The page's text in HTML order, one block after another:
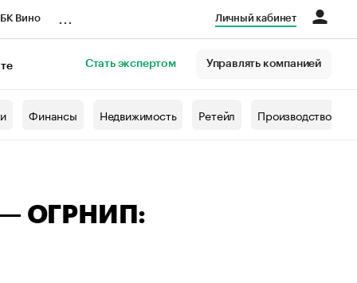
Вино Личный кабинет
Стать экспертом Управлять компанией
Финансы Недвижимость Ретейл Производство
— ОГРНИП: